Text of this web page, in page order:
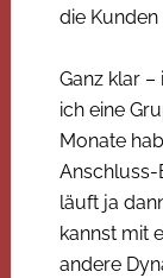
die Kunden
Ganz klar
ich eine
Monate
Anschluss-
läuft ja
kannst mit
andere